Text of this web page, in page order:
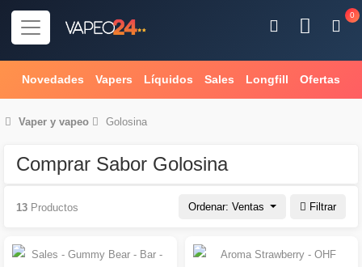
0
Novedades Vapers Líquidos Sales Longfill Ofertas
Vaper y vapeo Golosina
Comprar Sabor Golosina
Ordenar: Ventas Filtrar
13 Productos